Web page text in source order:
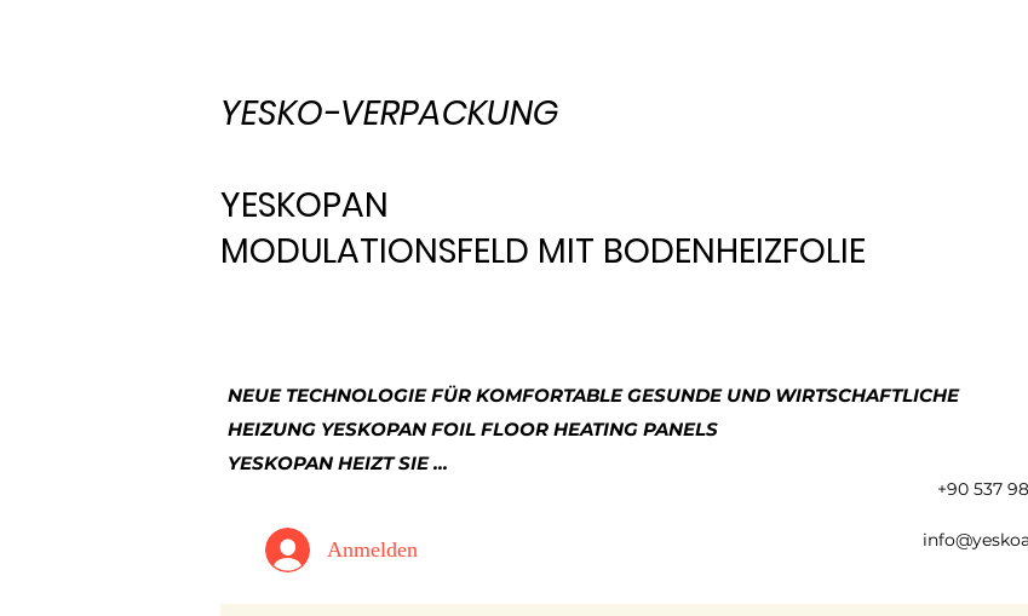
YESKO-VERPACKUNG
YESKOPAN
MODULATIONSFELD MIT BODENHEIZFOLIE
NEUE TECHNOLOGIE FÜR KOMFORTABLE GESUNDE UND WIRTSCHAFTLICHE
HEIZUNG YESKOPAN FOIL FLOOR HEATING PANELS
YESKOPAN HEIZT SIE ...
+90 537
Anmelden